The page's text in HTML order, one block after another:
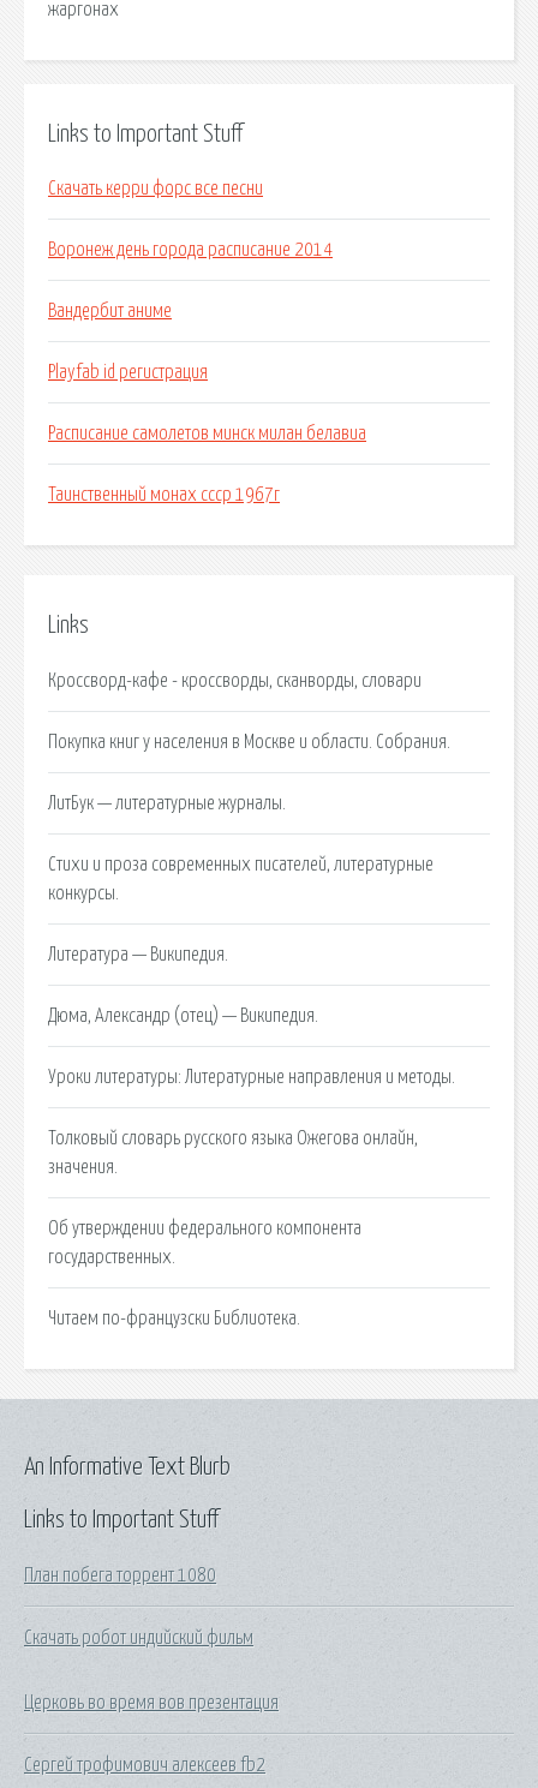
жаргонах
Links to Important Stuff
Скачать керри форс все песни
Воронеж день города расписание 2014
Вандербит аниме
Playfab id регистрация
Расписание самолетов минск милан белавиа
Таинственный монах ссср 1967г
Links
Кроссворд-кафе - кроссворды, сканворды, словари
Покупка книг у населения в Москве и области. Собрания.
ЛитБук — литературные журналы.
Стихи и проза современных писателей, литературные
конкурсы.
Литература — Википедия.
Дюма, Александр (отец) — Википедия.
Уроки литературы: Литературные направления и методы.
Толковый словарь русского языка Ожегова онлайн,
значения.
Об утверждении федерального компонента
государственных.
Читаем по-французски Библиотека.
Links to Important Stuff
План побега торрент 1080
Скачать робот индийский фильм
Церковь во время вов презентация
Сергей трофимович алексеев fb2
An Informative Text Blurb